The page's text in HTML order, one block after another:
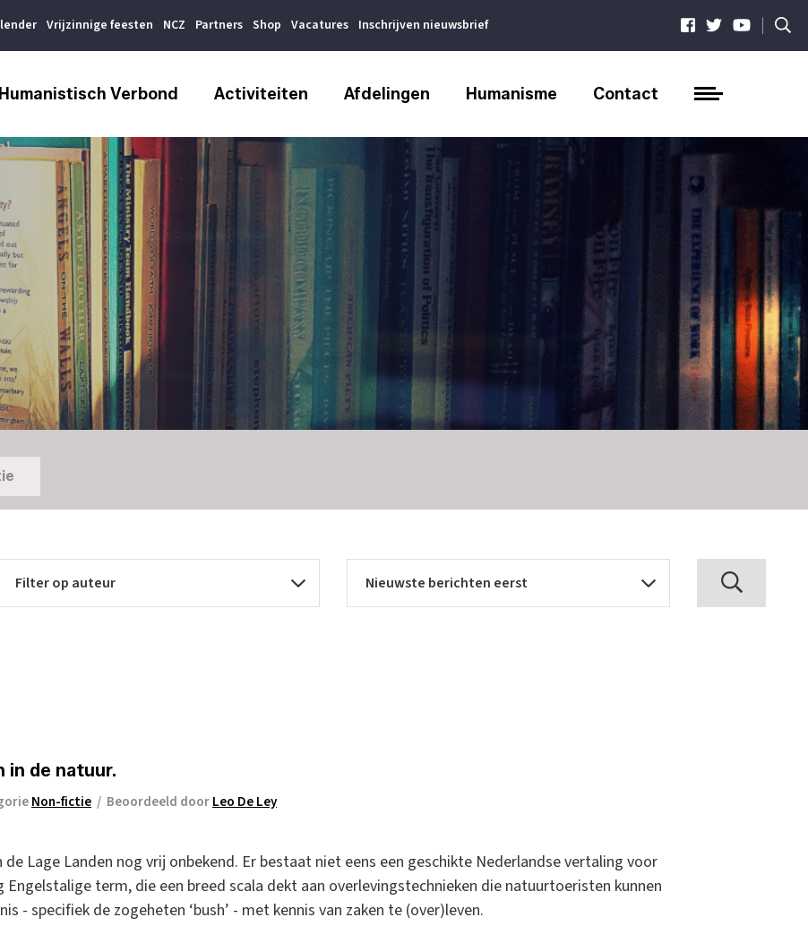
Vrijzinnige feesten NCZ Partners Shop Vacatures Inschrijven nieuwsbrief |
Humanistisch Verbond Activiteiten Afdelingen Humanisme Contact
in de natuur.
Non-fictie / Beoordeeld doorLeo De Ley
de Lage Landen nog vrij onbekend. Er bestaat niet eens een geschikte Nederlandse vertaling voor
term, die een breed scala dekt aan overlevingstechnieken die natuurtoeristen kunnen
- specifiek de zogeheten ‘bush’ - met kennis van zaken te (over)leven.